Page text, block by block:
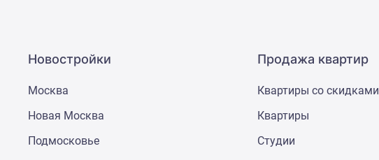
коттеджные
поселки
коттеджные
Коттеджные
поселки
Новостройки
Москва
Новая Москва
Подмосковье
Продажа квартир
Квартиры со скидками
Квартиры
Студии